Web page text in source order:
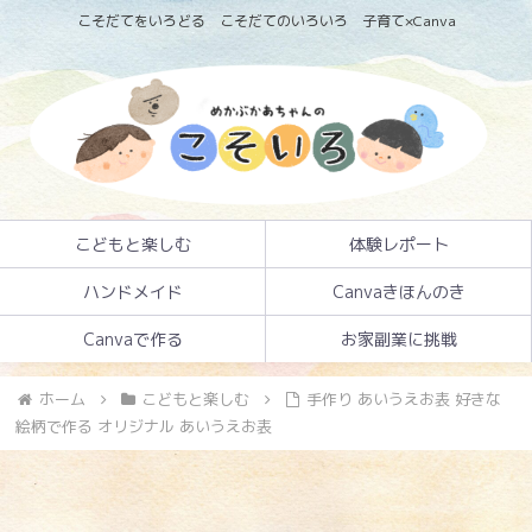
こそだてをいろどる こそだてのいろいろ 子育て×Canva
こどもと楽しむ 体験レポート
ハンドメイド Canvaきほんのき
Canvaで作る お家副業に挑戦
ホーム こどもと楽しむ
手作り あいうえお表 好きな
絵柄で作る オリジナル あいうえお表